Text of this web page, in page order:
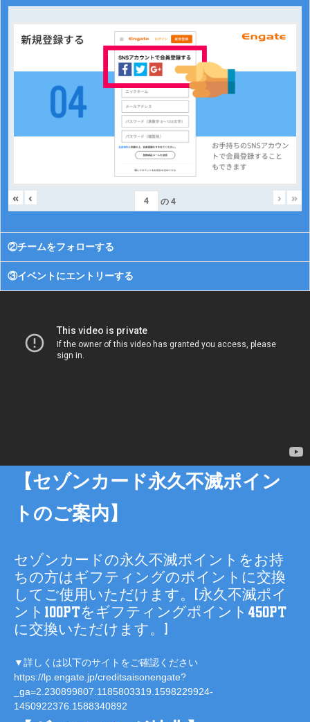
« ‹ の4 › »
②チームをフォローする
③イベントにエントリーする
【セゾンカード永久不滅ポイン
トのご案内】
セゾンカードの永久不滅ポイントをお持
ちの方はギフティングのポイントに交換
してご使用いただけます。(永久不滅ポイ
ント100ptをギフティングポイント450pt
に交換いただけます。)
▼詳しくは以下のサイトをご確認ください
https://lp.engate.jp/creditsaisonengate?
_ga=2.230899807.1185803319.1598229924-
1450922376.1588340892